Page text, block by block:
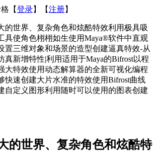
【登录】【注册】
的世界、复杂角色和炫酷特效利用极具吸
具使角色栩栩如生使用Maya®软件中直观
置三维对象和场景的造型创建逼真特效-从
真新增特性|利用适用于Maya的Bifrost以程
大特效使用动态解算器的全新可视化编程
快速创建大片水准的特效使用Bifrost曲线
自定义图形利用随时可以使用的图表创建
的世界、复杂角色和炫酷特